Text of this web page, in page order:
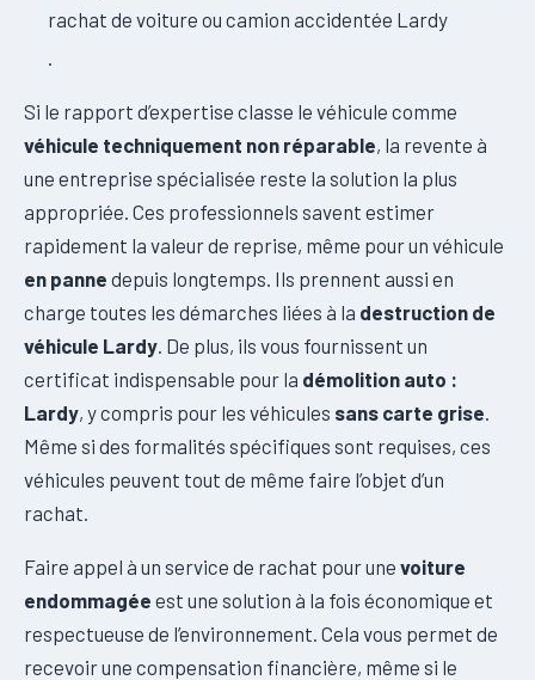
rachat de voiture ou camion accidentée Lardy
Si le rapport d’expertise classe le véhicule comme
véhicule techniquement non réparable, la revente à
une entreprise spécialisée reste la solution la plus
appropriée. Ces professionnels savent estimer
rapidement la valeur de reprise, même pour un véhicule
en panne depuis longtemps. Ils prennent aussi en
charge toutes les démarches liées à la destruction de
véhicule Lardy . De plus, ils vous fournissent un
certificat indispensable pour la démolition auto :
Lardy, y compris pour les véhicules sans carte grise
Même si des formalités spécifiques sont requises, ces
véhicules peuvent tout de même faire l’objet d’un
rachat.
Faire appel à un service de rachat pour une voiture
endommagée est une solution à la fois économique et
respectueuse de l’environnement. Cela vous permet de
recevoir une compensation financière, même si le